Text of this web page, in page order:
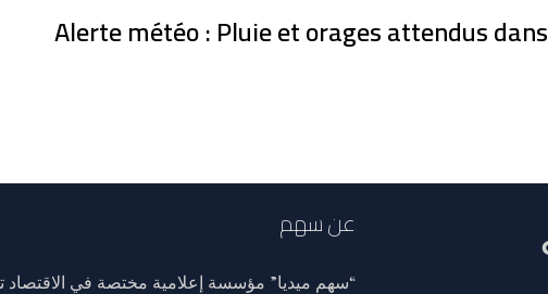
Alerte météo : Pluie et orages attendus dans
عن سهم
“سهم ميديا” مؤسسة إعلامية مختصة في الاقتصاد